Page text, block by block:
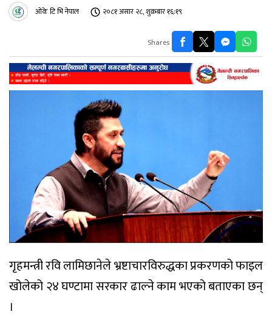
ओके टि भि नेपाल २०८१ असार २८, शुक्रबार १६:१९
Shares
गृहमन्त्री रवि लामिछानेले भ्रष्टाचारविरुद्धका प्रकरणको फाइल
खोलेको २४ घण्टामा सरकार ढाल्ने काम भएको बताएका छन्
।